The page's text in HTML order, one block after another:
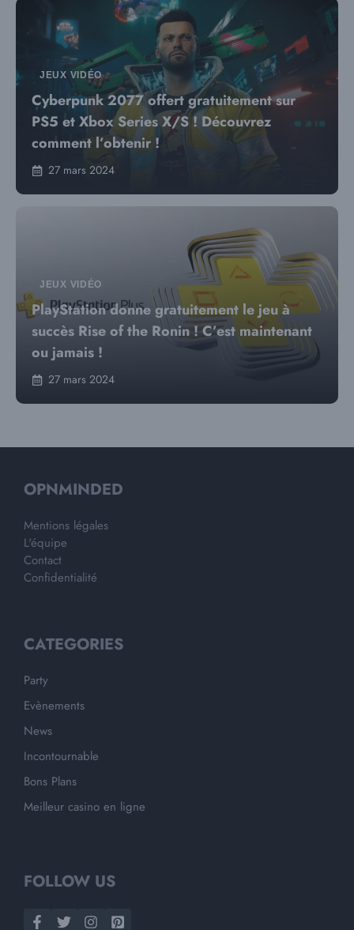
JEUX VIDÉO
Cyberpunk 2077 offert gratuitement sur
PS5 et Xbox Series X/S ! Découvrez
comment l’obtenir !
27 mars 2024
JEUX VIDÉO
PlayStation donne gratuitement le jeu à
succès Rise of the Ronin ! C’est maintenant
ou jamais !
27 mars 2024
OPNMINDED
Mentions légales
L'équipe
Contact
Confidentialité
CATEGORIES
Party
Evènements
News
Incontournable
Bons Plans
Meilleur casino en ligne
FOLLOW US